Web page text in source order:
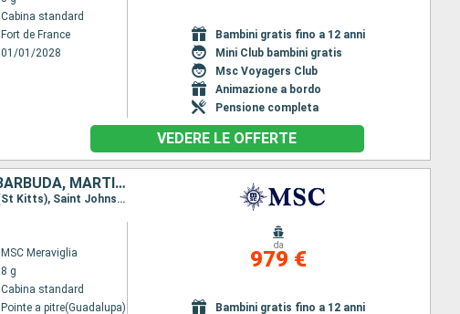
Cabina standard
Fort de France
01/01/2028
Bambini gratis fino a 12 anni
Mini Club bambini gratis
Msc Voyagers Club
Animazione a bordo
Pensione completa
VEDERE LE OFFERTE
DOMINICA, SAINT MARTIN, SAN CRISTOFORO E NEVIS, ANTIGUA E BARBUDA, MARTINICA, GUADALUPA
Itinerario : Pointe a pitre(Guadalupa), Roseau, Philipsburg (Saint Maarten), Basseterre (St Kitts), Saint Johns, Fort de France, Pointe a pitre(Guadalupa)
MSC Meraviglia
8 g
Cabina standard
Pointe a pitre(Guadalupa)
da
979 €
Bambini gratis fino a 12 anni